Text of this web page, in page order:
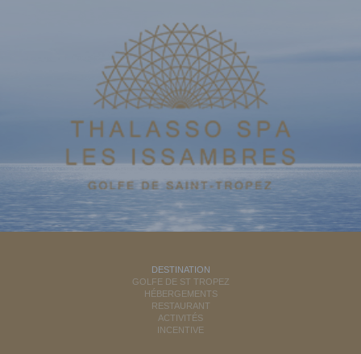
DESTINATION
GOLFE DE ST TROPEZ
HÉBERGEMENTS
RESTAURANT
ACTIVITÉS
INCENTIVE